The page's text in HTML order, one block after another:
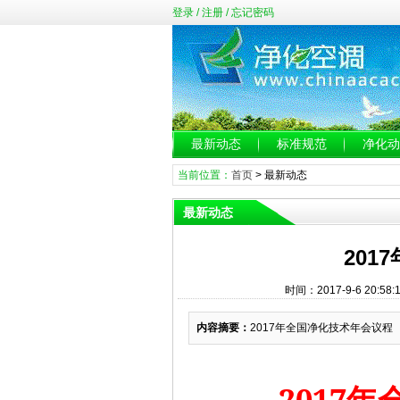
登录/注册/忘记密码
最新动态 标准规范 净化
当前位置： 首页> 最新动态
最新动态
2017
时间：2017-9-6
内容摘要： 2017年全国净化技术年会议程